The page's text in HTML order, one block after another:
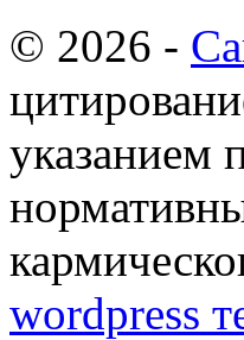
© 2026 -
указанием
wordpress